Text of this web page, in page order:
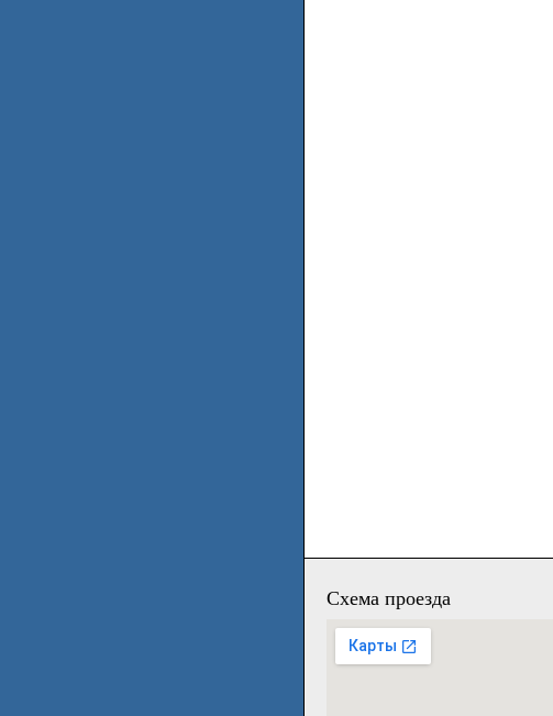
Схема проезда